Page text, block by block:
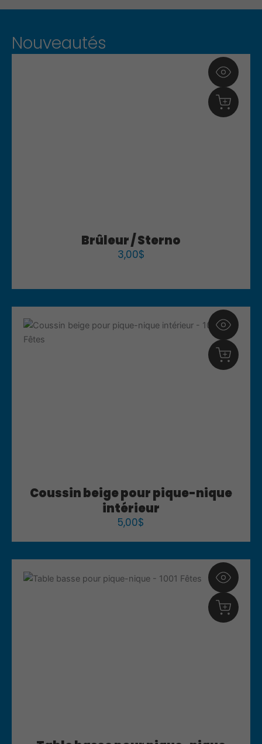
Nouveautés
Brûleur / Sterno
3,00$
Coussin beige pour pique-nique
intérieur
5,00$